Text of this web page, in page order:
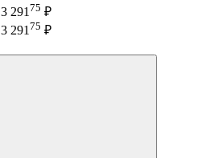
3 291 75 ₽
3 291 75 ₽